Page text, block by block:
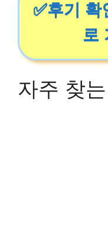
✅후기
로
자주 찾